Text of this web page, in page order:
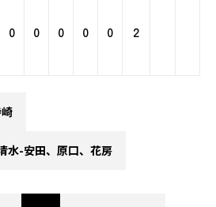
0 0 0 0 0 2
水-安田、原口、花房